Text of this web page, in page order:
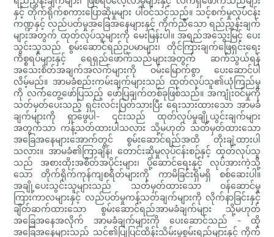
နှင့် တိုက်ရိုက်စကားပြောဆိုမှုများ ပါဝင်သင့်သည်။ သင့်စက်မှုလုပ်ငန်း
ကဏ္ဍနှင့် လည်ပတ်မှုအခြေအနေများနှင့် ကိုက်ညီသော ရည်ညွှန်းချက်
များအတွက် ထုတ်လုပ်သူများကို မေးမြန်းပါ။ အရည်အသွေးမြင့် ပေး
သွင်းသူသည် စွမ်းဆောင်ရည်ဥပမာများ၊ တိုင်ကြားချက်ဖြေရှင်းရေး
ကိစ္စရပ်များနှင့် ရေရှည်ဖောက်သည်များအတွက် ဆက်သွယ်ရန်
အသေးစိတ်အချက်အလက်များကို ဝမ်းမြောက်စွာ ပေးဆောင်ပါ
လိမ့်မည်။ အာမခံစည်းကမ်းချက်များသည် ထုတ်လုပ်သူ၏ယုံကြည်မှု
ကို လက်တွေ့ဖော်ပြသည့် ဖော်ပြချက်တစ်ခုဖြစ်သည်။ အကျုံးဝင်မှုကို
သတ်မှတ်ပေးသည့် ရှင်းလင်းပြတ်သားပြီး ရေးသားထားသော အာမခံ
ချက်များကို ရှာဖွေပါ- ၎င်းသည် ထုတ်လုပ်မှုချို့ယွင်းချက်များ
အတွက်သာ ကန့်သတ်ထားပါသလား သို့မဟုတ် သတ်မှတ်ထားသော
အခြေအနေများအောက်တွင် စွမ်းဆောင်ရည်အထိ တိုးချဲ့ထားပါ
သလား။ အာမခံ၏ကြာချိန်၊ တောင်းဆိုမှုလုပ်ငန်းစဉ်နှင့် ထုတ်လုပ်သူ
သည် အစားထိုးအစိတ်အပိုင်းများ၊ ပို့ဆောင်ရေးနှင့် လုပ်အားကဲ့သို့
သော တိုက်ရိုက်ကုန်ကျစရိတ်များကို ကာမိခြင်းရှိမရှိ စစ်ဆေးပါ။
အချို့ပေးသွင်းသူများသည် သတ်မှတ်ထားသော ဝန်ဆောင်မှု
ကြားကာလများနှင့် လည်ပတ်မှုကန့်သတ်ချက်များကို လိုက်နာခြင်းနှင့်
ချိတ်ဆက်ထားသော စွမ်းဆောင်ရည်အာမခံချက်များ သို့မဟုတ်
အခြေအနေအလိုက် အာမခံချက်များကို ပေးဆောင်သည် - ထို
အခြေအနေများသည် သင်၏ပြုပြင်ထိန်းသိမ်းမှုစွမ်းရည်များနှင့် ကိုက်